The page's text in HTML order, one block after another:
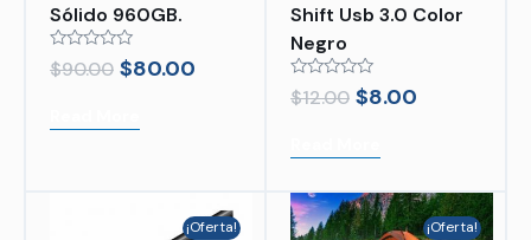
Sólido 960GB.
Rated
0
$90.00 $80.00
Shift Usb 3.0 Color
Negro
Rated
0
$12.00 $8.00
¡Oferta! ¡Oferta!